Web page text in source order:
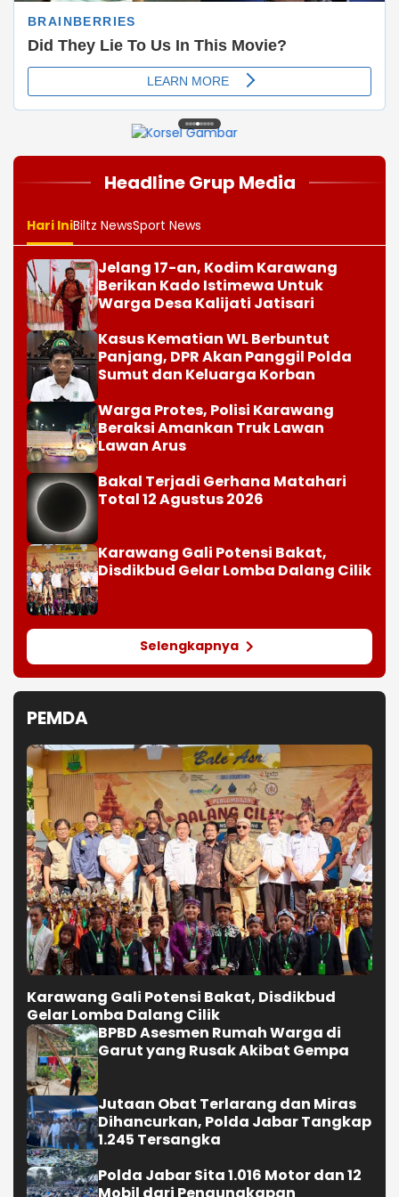
12345678
Headline Grup Media
Hari IniBiltz NewsSport News
Jelang 17-an, Kodim Karawang
Berikan Kado Istimewa Untuk
Warga Desa Kalijati Jatisari
Kasus Kematian WL Berbuntut
Panjang, DPR Akan Panggil Polda
Sumut dan Keluarga Korban
Warga Protes, Polisi Karawang
Beraksi Amankan Truk Lawan
Lawan Arus
Bakal Terjadi Gerhana Matahari
Total 12 Agustus 2026
Karawang Gali Potensi Bakat,
Disdikbud Gelar Lomba Dalang Cilik
Selengkapnya
PEMDA
Karawang Gali Potensi Bakat, Disdikbud
Gelar Lomba Dalang Cilik
BPBD Asesmen Rumah Warga di
Garut yang Rusak Akibat Gempa
Jutaan Obat Terlarang dan Miras
Dihancurkan, Polda Jabar Tangkap
1.245 Tersangka
Polda Jabar Sita 1.016 Motor dan 12
Mobil dari Pengungkapan